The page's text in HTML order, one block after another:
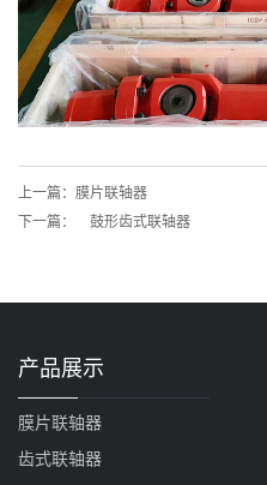
上一篇：膜片联轴器
下一篇： 鼓形齿式联轴器
产品展示
膜片联轴器
齿式联轴器